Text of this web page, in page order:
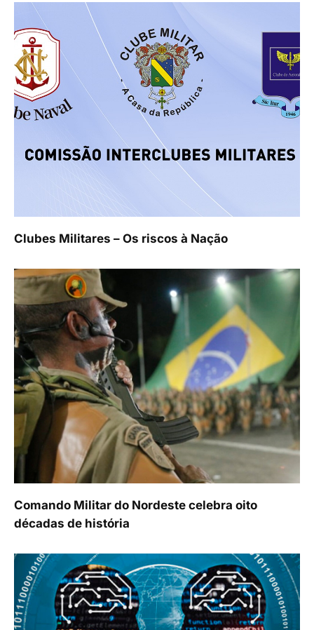
Clubes Militares – Os riscos à Nação
Comando Militar do Nordeste celebra oito
décadas de história